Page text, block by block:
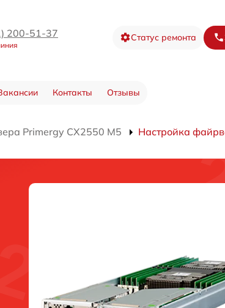
200-51-37 Статус ремонта
Контакты Отзывы
Primergy CX2550 M5 Настройка